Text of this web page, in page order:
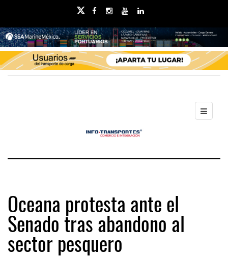
Oceana protesta ante el
Senado tras abandono al
sector pesquero